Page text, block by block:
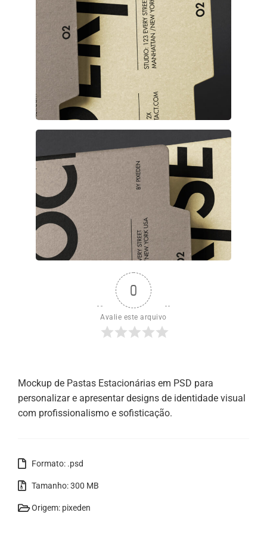
0
Avalie este arquivo
Mockup de Pastas Estacionárias em PSD para
personalizar e apresentar designs de identidade visual
com profissionalismo e sofisticação.
Formato: .psd
Tamanho: 300 MB
Origem: pixeden